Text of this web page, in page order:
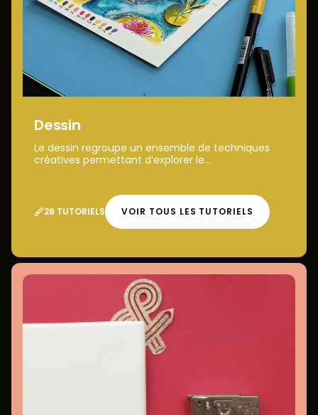
Dessin
Le dessin regroupe un ensemble de techniques
créatives permettant d’explorer le...
28 TUTORIELS VOIR TOUS LES TUTORIELS